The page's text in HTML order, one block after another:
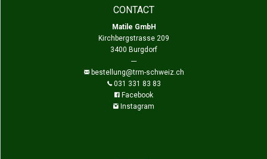
CONTACT
Matile GmbH
Kirchbergstrasse 209
3400 Burgdorf
---
bestellung@trm-schweiz.ch
031 331 83 83
Facebook
Instagram